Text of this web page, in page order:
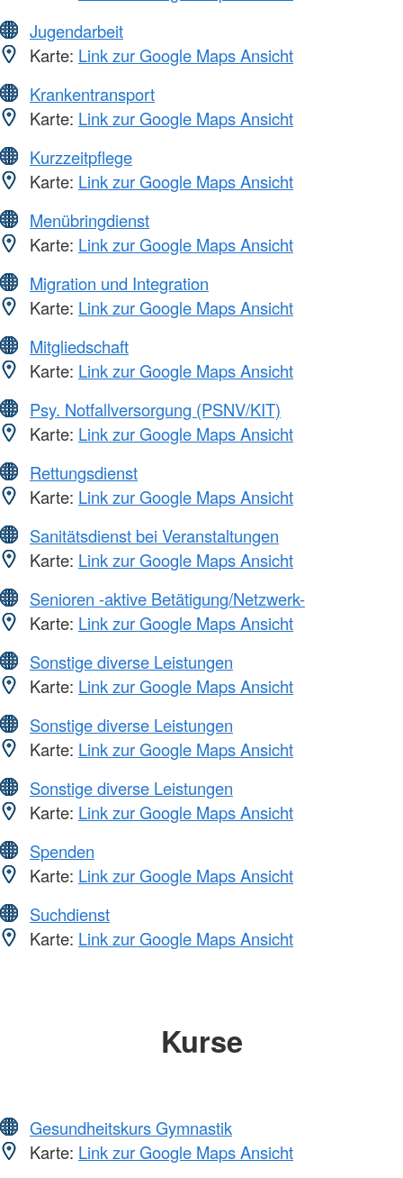
Jugendarbeit
Karte: Link zur Google Maps Ansicht
Krankentransport
Karte: Link zur Google Maps Ansicht
Kurzzeitpflege
Karte: Link zur Google Maps Ansicht
Menübringdienst
Karte: Link zur Google Maps Ansicht
Migration und Integration
Karte: Link zur Google Maps Ansicht
Mitgliedschaft
Karte: Link zur Google Maps Ansicht
Psy. Notfallversorgung (PSNV/KIT)
Karte: Link zur Google Maps Ansicht
Rettungsdienst
Karte: Link zur Google Maps Ansicht
Sanitätsdienst bei Veranstaltungen
Karte: Link zur Google Maps Ansicht
Senioren -aktive Betätigung/Netzwerk-
Karte: Link zur Google Maps Ansicht
Sonstige diverse Leistungen
Karte: Link zur Google Maps Ansicht
Sonstige diverse Leistungen
Karte: Link zur Google Maps Ansicht
Sonstige diverse Leistungen
Karte: Link zur Google Maps Ansicht
Spenden
Karte: Link zur Google Maps Ansicht
Suchdienst
Karte: Link zur Google Maps Ansicht
Kurse
Gesundheitskurs Gymnastik
Karte: Link zur Google Maps Ansicht